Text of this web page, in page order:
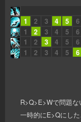
1
2 3 4 5 6
1
2 3 4 5 6
1
2 3 4 5 6
1
2 3 4 5 6
R>Q>E>Wで問題な
一時的にE>Qにし